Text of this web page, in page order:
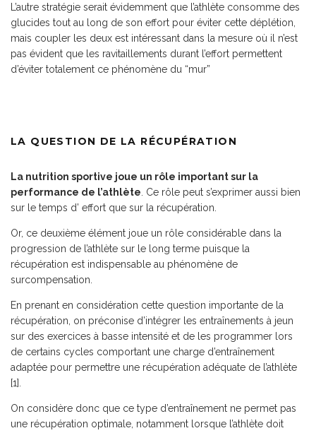
L’autre stratégie serait évidemment que l’athlète consomme des
glucides tout au long de son effort pour éviter cette déplétion,
mais coupler les deux est intéressant dans la mesure où il n’est
pas évident que les ravitaillements durant l’effort permettent
d’éviter totalement ce phénomène du “mur”
LA QUESTION DE LA RÉCUPÉRATION
La nutrition sportive joue un rôle important sur la
performance de l’athlète . Ce rôle peut s’exprimer aussi bien
sur le temps d’ effort que sur la récupération.
Or, ce deuxième élément joue un rôle considérable dans la
progression de l’athlète sur le long terme puisque la
récupération est indispensable au phénomène de
surcompensation.
En prenant en considération cette question importante de la
récupération, on préconise d’intégrer les entraînements à jeun
sur des exercices à basse intensité et de les programmer lors
de certains cycles comportant une charge d’entraînement
adaptée pour permettre une récupération adéquate de l’athlète
[1].
On considère donc que ce type d’entraînement ne permet pas
une récupération optimale, notamment lorsque l’athlète doit